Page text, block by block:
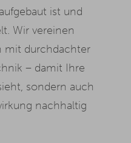
ist und
Wir vereinen
mit durchdachter
– damit Ihre
sondern auch
nachhaltig